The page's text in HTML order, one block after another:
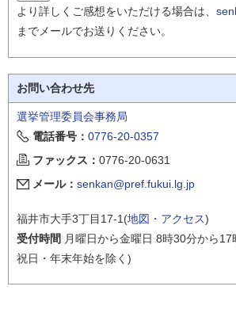
より詳しくご感想をいただける場合は、
までメールでお送りください。
お問い合わせ先
選挙管理委員会事務局
電話番号： 0776-20-0357
ファックス： 0776-20-0631
メール： senkan@pref.fukui.lg.jp
福井市大手3丁目17-1(地図・アクセス)
受付時間 月曜日から金曜日 8時30分から17
祝日・年末年始を除く)